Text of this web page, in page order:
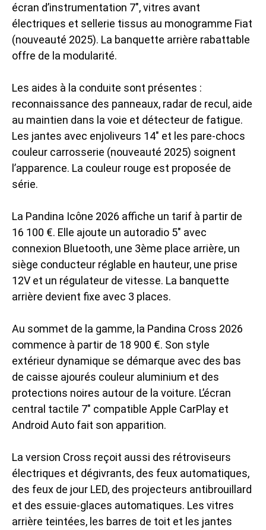
écran d’instrumentation 7″, vitres avant
électriques et sellerie tissus au monogramme Fiat
(nouveauté 2025). La banquette arrière rabattable
offre de la modularité.
Les aides à la conduite sont présentes :
reconnaissance des panneaux, radar de recul, aide
au maintien dans la voie et détecteur de fatigue.
Les jantes avec enjoliveurs 14″ et les pare-chocs
couleur carrosserie (nouveauté 2025) soignent
l’apparence. La couleur rouge est proposée de
série.
La Pandina Icône 2026 affiche un tarif à partir de
16 100 €. Elle ajoute un autoradio 5″ avec
connexion Bluetooth, une 3ème place arrière, un
siège conducteur réglable en hauteur, une prise
12V et un régulateur de vitesse. La banquette
arrière devient fixe avec 3 places.
Au sommet de la gamme, la Pandina Cross 2026
commence à partir de 18 900 €. Son style
extérieur dynamique se démarque avec des bas
de caisse ajourés couleur aluminium et des
protections noires autour de la voiture. L’écran
central tactile 7″ compatible Apple CarPlay et
Android Auto fait son apparition.
La version Cross reçoit aussi des rétroviseurs
électriques et dégivrants, des feux automatiques,
des feux de jour LED, des projecteurs antibrouillard
et des essuie-glaces automatiques. Les vitres
arrière teintées, les barres de toit et les jantes